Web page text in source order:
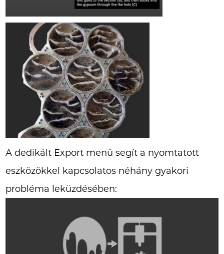
A dedikált Export menü segít a nyomtatott
eszközökkel kapcsolatos néhány gyakori
probléma leküzdésében: